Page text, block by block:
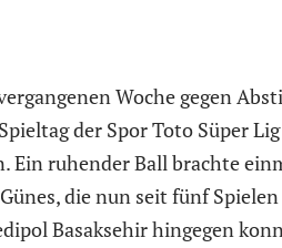
Woche gegen
der Spor Toto Süper
Ein ruhender Ball brachte
die nun seit fünf
Basaksehir hingegen